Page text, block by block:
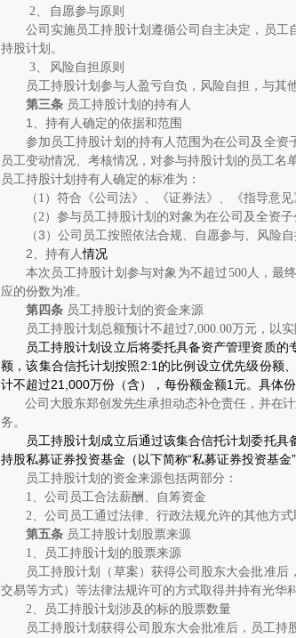
2、 自愿参与原则
公司实施员工持股计划遵循公司自主决定，员
持股计划。
3、 风险自担原则
员工持股计划参与人盈亏自负，风险自担，与其
第三条 员工持股计划的持有人
1 持有人确定的依据和范围
参加员工持股计划的持有人范围为在公司及全
员工变动情况、考核情况，对参与持股计划的员工名
员工持股计划持有人确定的标准为：
（ 1 ）符合《公司法》、《证券法》、《指导意见
（ 2 ）参与员工持股计划的对象为在公司及全资
（3）公司员工按照依法合规、自愿参与、风险
2
持有人情况
本次员工持股计划参与对象为不超过500人，最
应的份数为准。
第四条 员工持股计划的资金来源
员工持股计划总额预计不超过7,000.00万元，以
员工持股计划设立后将委托具备资产管理资质
额，该集合信托计划按照2:1 的比例设立优先级份额
计不超过21,000万份（含），每份额金额1 元。具体
公司大股东郑创发先生承担动态补仓责任，并在
务。
员工持股计划成立后通过该集合信托计划委托
持股私募证券投资基金（以下简称“私募证券投资基金”
员工持股计划的资金来源包括两部分：
1
、公司员工合法薪酬、自筹资金
2 、公司员工通过法律、行政法规允许的其他方
第五条 员工持股计划股票来源
1
员工持股计划的股票来源
员工持股计划（草案）获得公司股东大会批准
交易等方式）等法律法规许可的方式取得并持有光华
2 、员工持股计划涉及的标的股票数量
员工持股计划获得公司股东大会批准后，员工